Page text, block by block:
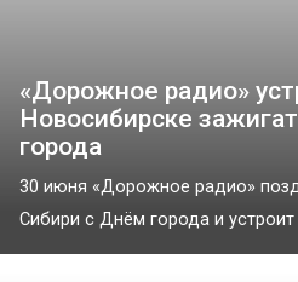
«Дорожное радио»
Новосибирске
города
30 июня «Дорожное радио»
Сибири с Днём города и